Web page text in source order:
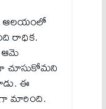
ఆలయంలో
రాధిక.
ఆమె
చూసుకోమని
ఈ
మారింది.